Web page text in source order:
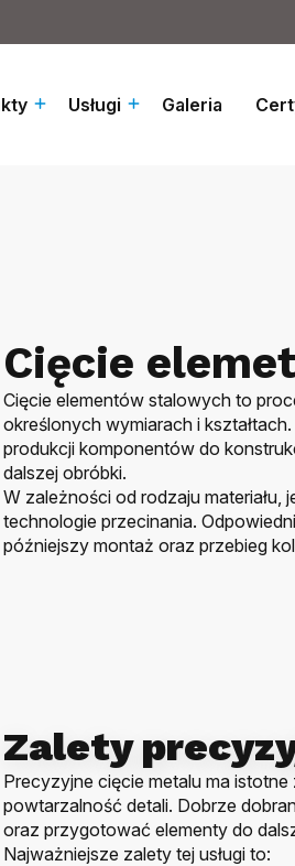
Usługi Galeria
Cięcie
Cięcie elementów stalowych to
określonych wymiarach i
produkcji komponentów do
dalszej obróbki.
W zależności od rodzaju
technologie przecinania.
późniejszy montaż oraz przebieg
Zalety
Precyzyjne cięcie metalu ma
powtarzalność detali. Dobrze
oraz przygotować elementy do
Najważniejsze zalety tej usługi to: